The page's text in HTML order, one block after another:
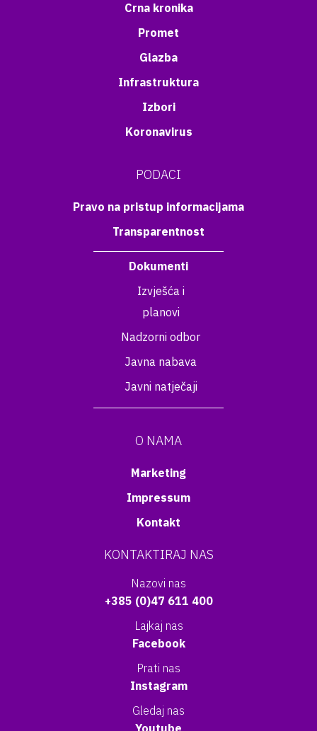
Crna kronika
Promet
Glazba
Infrastruktura
Izbori
Koronavirus
PODACI
Pravo na pristup informacijama
Transparentnost
Dokumenti
Izvješća i
planovi
Nadzorni odbor
Javna nabava
Javni natječaji
O NAMA
Marketing
Impressum
Kontakt
KONTAKTIRAJ NAS
Nazovi nas
+385 (0)47 611 400
Lajkaj nas
Facebook
Prati nas
Instagram
Gledaj nas
Youtube